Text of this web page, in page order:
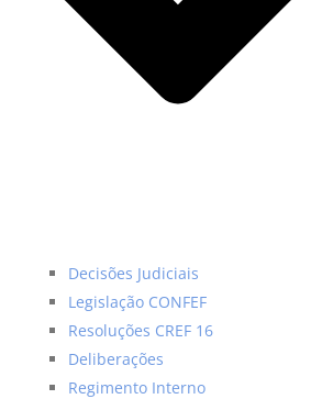
Decisões Judiciais
Legislação CONFEF
Resoluções CREF 16
Deliberações
Regimento Interno